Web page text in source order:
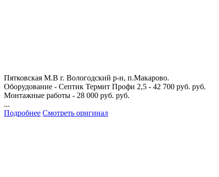
Пятковская М.В г. Вологодский р-н, п.Макарово.
Оборудование - Септик Термит Профи 2,5 - 42 700 руб. руб.
Монтажные работы - 28 000 руб. руб.
...
Подробнее Смотреть оригинал